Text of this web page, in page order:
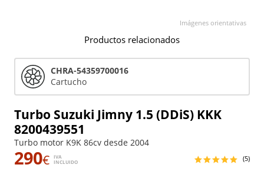
Turbo Suzuki Jimny 1.5 (DDiS) KKK
8200439551
Turbo motor K9K 86cv desde 2004
290€
IVA
INCLUIDO
(5)
Imágenes orientativas
Productos relacionados
CHRA-54359700016
Cartucho